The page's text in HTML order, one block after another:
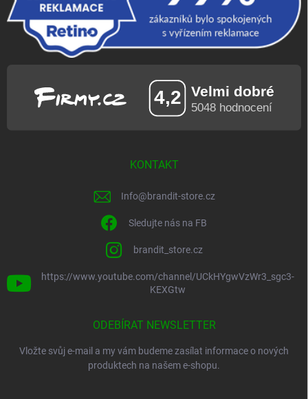
KONTAKT
Info@brandit-store.cz
Sledujte nás na FB
brandit_store.cz
https://www.youtube.com/channel/UCkHYgwVzWr3_sgc3-
KEXGtw
ODEBÍRAT NEWSLETTER
Vložte svůj e-mail a my vám budeme zasílat informace o nových
produktech na našem e-shopu.